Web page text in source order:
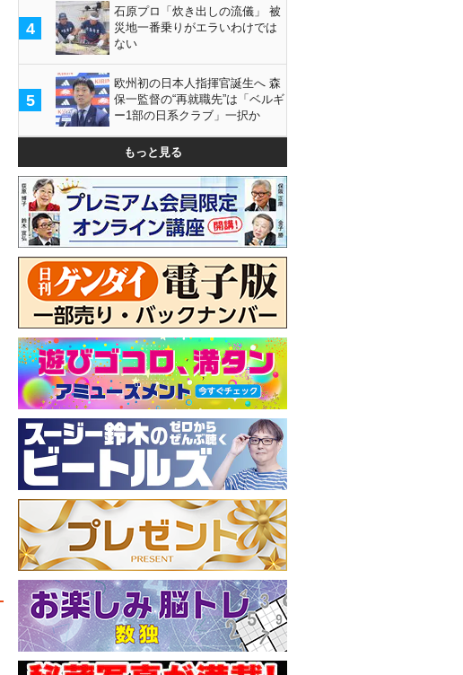
4
石原プロ「炊き出しの流儀」 被
災地一番乗りがエラいわけでは
ない
5
欧州初の日本人指揮官誕生へ 森
保一監督の“再就職先”は「ベルギ
ー1部の日系クラブ」一択か
もっと見る